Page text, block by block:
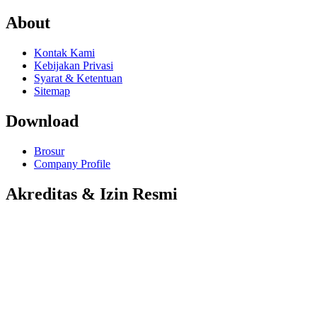
About
Kontak Kami
Kebijakan Privasi
Syarat & Ketentuan
Sitemap
Download
Brosur
Company Profile
Akreditas & Izin Resmi